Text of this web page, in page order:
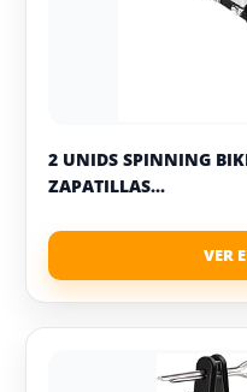
2 UNIDS SPINNING
ZAPATILLAS...